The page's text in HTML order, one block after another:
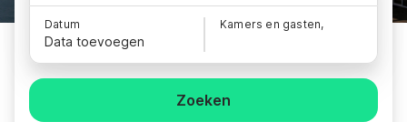
Datum
Data toevoegen
Kamers en gasten,
Zoeken